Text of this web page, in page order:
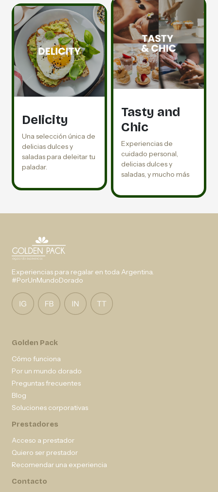
Delicity
Una selección única de
delicias dulces y
saladas para deleitar tu
paladar.
Tasty and
Chic
Experiencias de
cuidado personal,
delicias dulces y
saladas, y mucho más
Experiencias para regalar en toda Argentina.
#PorUnMundoDorado
Golden Pack
Cómo funciona
Por un mundo dorado
Preguntas frecuentes
Blog
Soluciones corporativas
Prestadores
Acceso a prestador
Quiero ser prestador
Recomendar una experiencia
Contacto